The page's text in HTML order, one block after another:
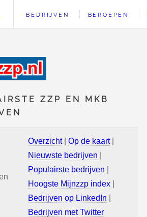
ZZP EN MKB
Overzicht| Op de kaart|
Nieuwste bedrijven
Populairste bedrijven
Hoogste Mijnzzp index
Bedrijven op LinkedIn
Bedrijven met Twitter
BEDRIJVEN BEROEPEN